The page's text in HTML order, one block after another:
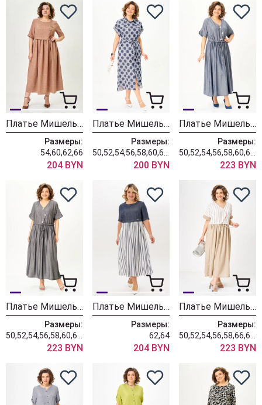
Платье Мишель Шик 2132-1 миндальный
Размеры:
54,60,62,66
204 BYN
Платье Мишель Шик 993-3 крупный горох
Размеры:
200 BYN
Платье Мишель Шик 2181 деним
Размеры:
223 BYN
Платье Мишель Шик 2181 мокрый асфальт
Размеры:
223 BYN
Платье Мишель Шик 2197 деним + полоска
Размеры:
62,64
204 BYN
Платье Мишель Шик 2181 бежевый
Размеры:
223 BYN